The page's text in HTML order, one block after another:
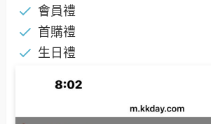
會員禮
首購禮
生日禮